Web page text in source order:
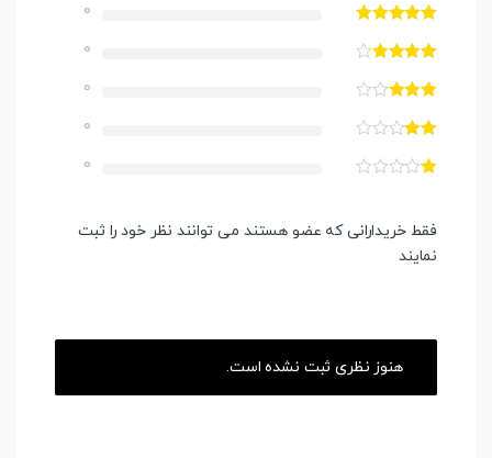
0
0
0
0
0
فقط خریدارانی که عضو هستند می توانند نظر خود را ثبت
نمایند
هنوز نظری ثبت نشده است.